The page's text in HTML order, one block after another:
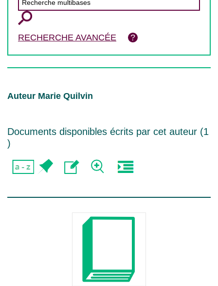
RECHERCHE AVANCÉE
Auteur Marie Quilvin
Documents disponibles écrits par cet auteur (1
)